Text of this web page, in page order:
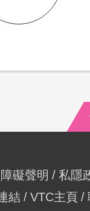
礙聲明
私隱
結 VTC主頁